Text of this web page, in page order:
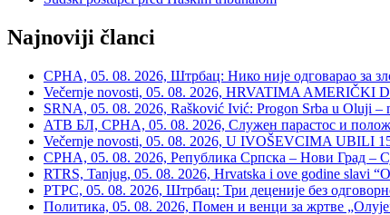
Najnoviji članci
СРНА, 05. 08. 2026, Штрбац: Нико није одговарао за
Večernje novosti, 05. 08. 2026, HRVATIMA AMERIČKI
SRNA, 05. 08. 2026, Rašković Ivić: Progon Srba u Oluji –
АТВ БЛ, СРНА, 05. 08. 2026, Служен парастос и
Večernje novosti, 05. 08. 2026, U IVOŠEVCIMA UBILI
СРНА, 05. 08. 2026, Република Српска – Нови Град –
RTRS, Tanjug, 05. 08. 2026, Hrvatska i ove godine slavi
РТРС, 05. 08. 2026, Штрбац: Три деценије без
Политика, 05. 08. 2026, Помен и венци за жртве